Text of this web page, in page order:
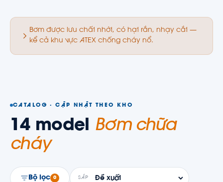
Bơm được lưu chất nhớt, có hạt rắn, nhạy cắt —
kể cả khu vực ATEX chống cháy nổ.
CATALOG · CẬP NHẬT THEO KHO
14model Bơm chữa
cháy
Bộ lọc 0 SẮP